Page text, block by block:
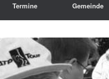
Termine Gemeinde